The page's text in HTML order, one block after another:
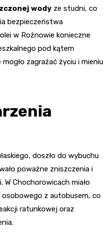
wody ze studni, co
bezpieczeństwa
w Rożnowie konieczne
pod kątem
zagrażać życiu i mieniu
doszło do wybuchu
poważne zniszczenia i
W Chochorowicach miało
z autobusem, co
ratunkowej oraz